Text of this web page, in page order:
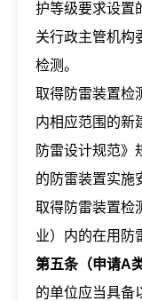
护等级要求设置
关行政主管机构
检测。
取得防雷装置检
内相应范围的新
防雷设计规范》
的防雷装置实施
取得防雷装置检
业）内的在用防
第五条（申请A
的单位应当具备